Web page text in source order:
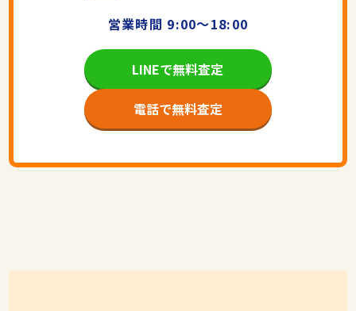
営業時間 9:00～18:00
LINEで無料査定
電話で無料査定